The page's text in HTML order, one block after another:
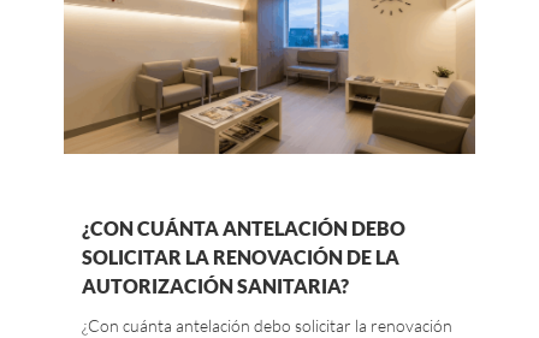
¿CON CUÁNTA ANTELACIÓN DEBO
SOLICITAR LA RENOVACIÓN DE LA
AUTORIZACIÓN SANITARIA?
¿Con cuánta antelación debo solicitar la renovación